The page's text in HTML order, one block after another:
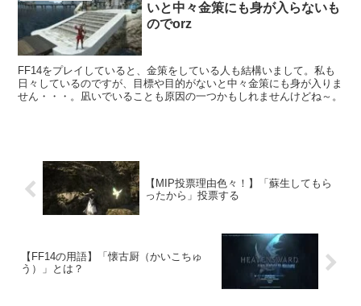
いと中々金策にも身が入らないも
のでorz
FF14をプレイしていると、金策をしている人も結構いまして。私も
日々しているのですが、目標や目的がないと中々金策にも身が入りま
せん・・・。凪いでいることも原因の一つかもしれませんけどね～。
【MIP投票理由色々！】「蘇生してもら
ったから」投票する
【FF14の用語】「懐古厨（かいこちゅ
う）」とは？